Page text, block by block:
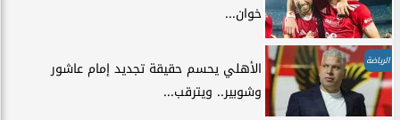
خوان...
الرياضة
الأهلي يحسم حقيقة تجديد إمام عاشور
وشوبير.. ويترقب...